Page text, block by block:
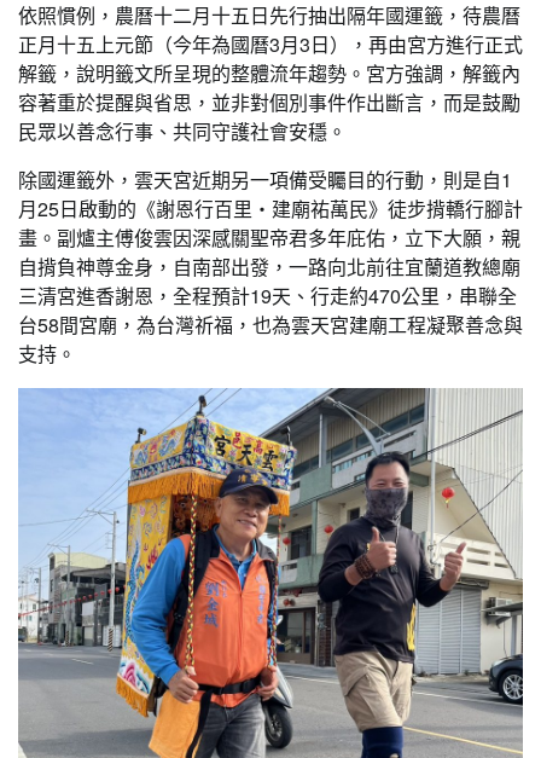
依照慣例，農曆十二月十五日先行抽出隔年國運籤，待農曆
正月十五上元節（今年為國曆3月3日），再由宮方進行正式
解籤，說明籤文所呈現的整體流年趨勢。宮方強調，解籤內
容著重於提醒與省思，並非對個別事件作出斷言，而是鼓勵
民眾以善念行事、共同守護社會安穩。
除國運籤外，雲天宮近期另一項備受矚目的行動，則是自1
月25日啟動的《謝恩行百里・建廟祐萬民》徒步揹轎行腳計
畫。副爐主傅俊雲因深感關聖帝君多年庇佑，立下大願，親
自揹負神尊金身，自南部出發，一路向北前往宜蘭道教總廟
三清宮進香謝恩，全程預計19天、行走約470公里，串聯全
台58間宮廟，為台灣祈福，也為雲天宮建廟工程凝聚善念與
支持。